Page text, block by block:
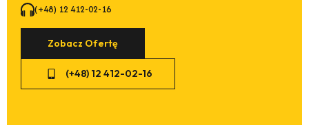
(+48) 12 412-02-16
Zobacz Ofertę
(+48) 12 412-02-16